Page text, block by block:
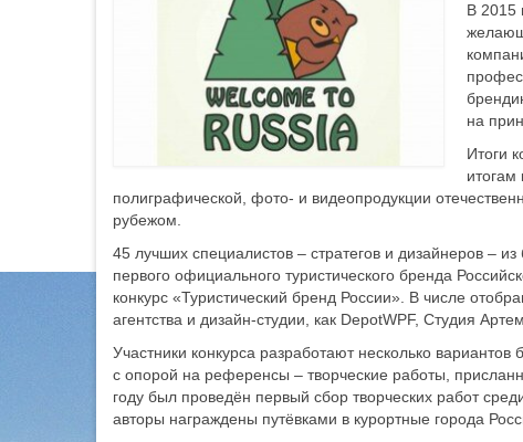
В 2015
на
Итоги
итогам
полиграфической, фото- и видеопродукции
рубежом.
45 лучших специалистов – стратегов и дизайнеров –
первого официального туристического бренда
конкурс «Туристический бренд России». В числе
агентства и дизайн-студии, как DepotWPF, Студия
Участники конкурса разработают несколько
с опорой на референсы – творческие работы,
году был проведён первый сбор творческих работ
авторы награждены путёвками в курортные города